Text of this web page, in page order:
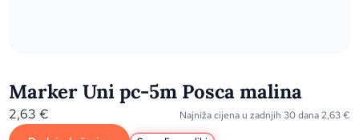
Marker Uni pc-5m Posca malina
2,63€ Najniža cijena u zadnjih 30 dana 2,63€